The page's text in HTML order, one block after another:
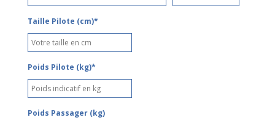
Taille Pilote (cm)*
Poids Pilote (kg)*
Poids Passager (kg)